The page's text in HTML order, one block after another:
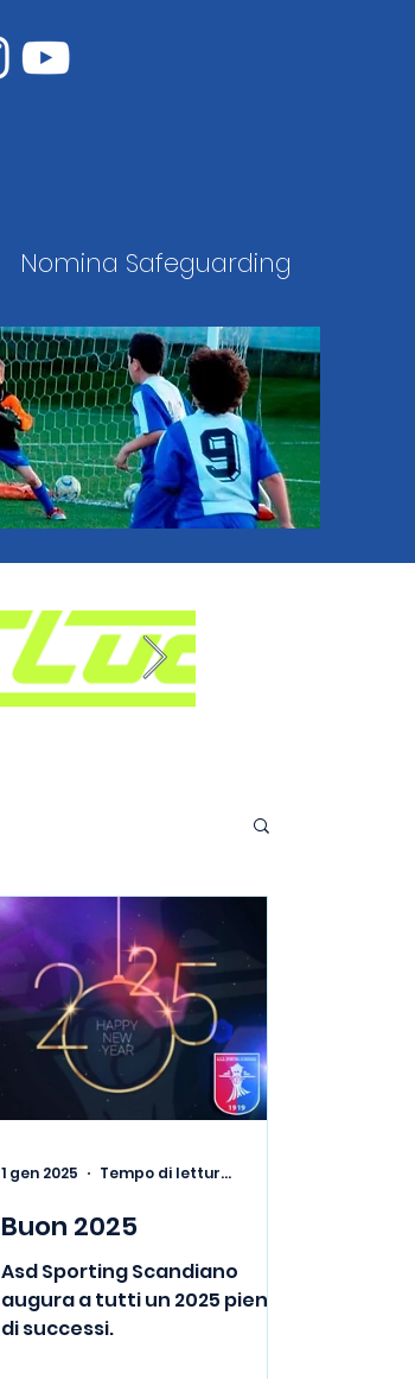
Nomina Safeguarding
Buon 2025
Asd Sporting Scandiano
augura a tutti un 2025 pieno
di successi.
1 gen 2025 Tempo di lettura: 1 min